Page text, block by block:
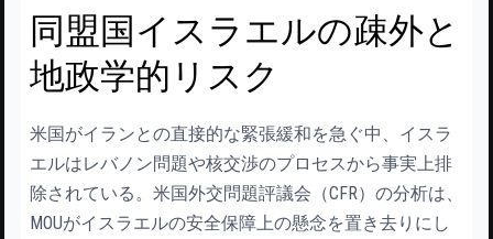
同盟国イスラエルの疎外と
地政学的リスク
米国がイランとの直接的な緊張緩和を急ぐ中、イスラ
エルはレバノン問題や核交渉のプロセスから事実上排
除されている。米国外交問題評議会（CFR）の分析は、
MOUがイスラエルの安全保障上の懸念を置き去りにし